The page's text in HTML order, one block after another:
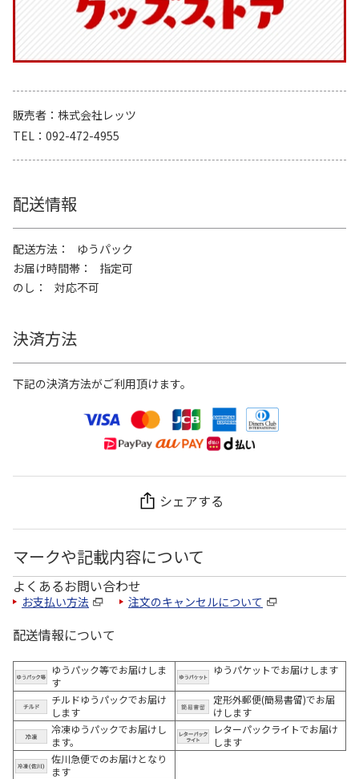
販売者
株式会社レッツ
TEL
092-472-4955
配送情報
配送方法
ゆうパック
お届け時間帯
指定可
のし
対応不可
決済方法
下記の決済方法がご利用頂けます。
シェアする
マークや記載内容について
よくあるお問い合わせ
お支払い方法 注文のキャンセルについて
配送情報について
ゆうパック等でお届けしま
す
ゆうパケットでお届けします
チルドゆうパックでお届け
します
定形外郵便(簡易書留)でお届
けします
冷凍ゆうパックでお届けし
ます。
レターパックライトでお届け
します
佐川急便でのお届けとなり
ます